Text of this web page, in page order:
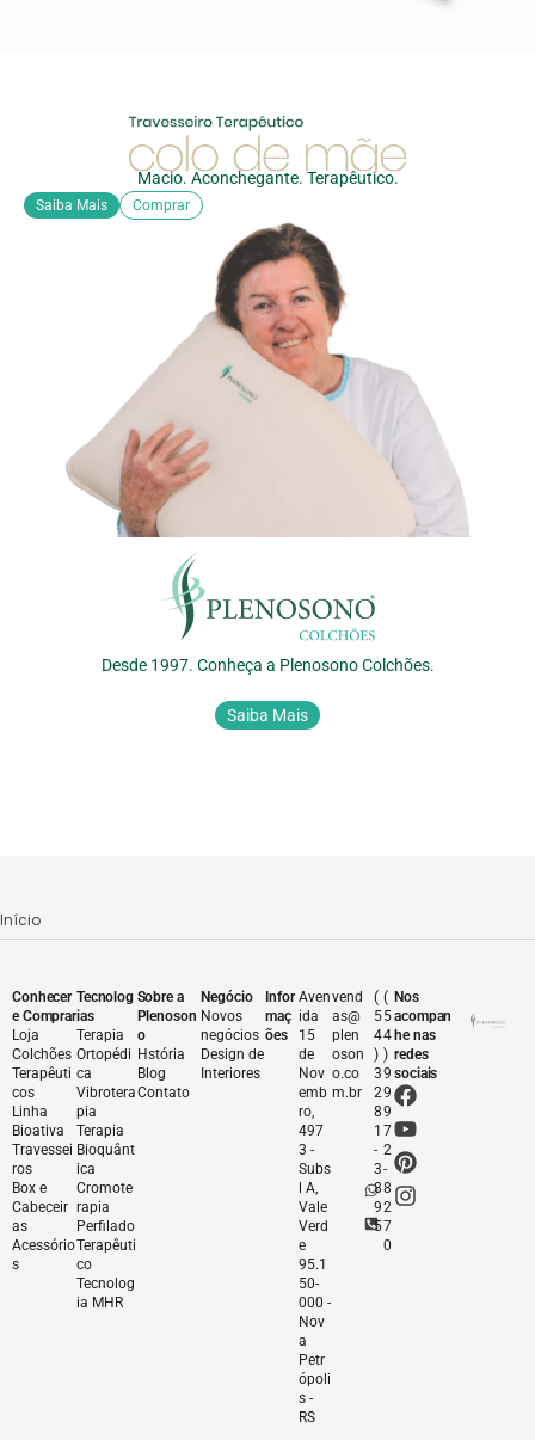
Macio. Aconchegante. Terapêutico.
Saiba Mais Comprar
Desde 1997. Conheça a Plenosono Colchões.
Saiba Mais
Início
Conhecer
e Comprar
Loja
Colchões
Terapêuti
cos
Linha
Bioativa
Travessei
ros
Box e
Cabeceir
as
Acessório
s
Tecnolog
ias
Terapia
Ortopédi
ca
Vibrotera
pia
Terapia
Bioquânt
ica
Cromote
rapia
Perfilado
Terapêuti
co
Tecnolog
ia MHR
Sobre a
Plenoson
o
Hstória
Blog
Contato
Negócio
Novos
negócios
Design de
Interiores
Infor
maç
ões
Aven
ida
15
de
Nov
emb
ro,
497
3 -
Subs
l A,
Vale
Verd
e
95.1
50-
000 -
Nov
a
Petr
ópoli
s -
RS
vend
as@
plen
oson
o.co
m.br
(
5
4
)
3
2
8
1
-
3
8
9
5
(
5
4
)
9
9
9
7
2
-
8
2
7
0
Nos
acompan
he nas
redes
sociais